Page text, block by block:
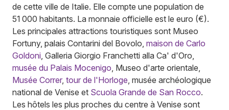
de cette ville de Italie. Elle compte une population de
51 000 habitants. La monnaie officielle est le euro (€).
Les principales attractions touristiques sont Museo
Fortuny, palais Contarini del Bovolo, maison de Carlo
Goldoni , Galleria Giorgio Franchetti alla Ca' d'Oro,
musée du Palais Mocenigo , Museo d'arte orientale,
Musée Correr, tour de l'Horloge , musée archéologique
national de Venise et Scuola Grande de San Rocco.
Les hôtels les plus proches du centre à Venise sont